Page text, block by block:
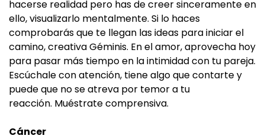
hacerse realidad pero has de creer sinceramente en
ello, visualizarlo mentalmente. Si lo haces
comprobarás que te llegan las ideas para iniciar el
camino, creativa Géminis. En el amor, aprovecha hoy
para pasar más tiempo en la intimidad con tu pareja.
Escúchale con atención, tiene algo que contarte y
puede que no se atreva por temor a tu
reacción. Muéstrate comprensiva.
Cáncer